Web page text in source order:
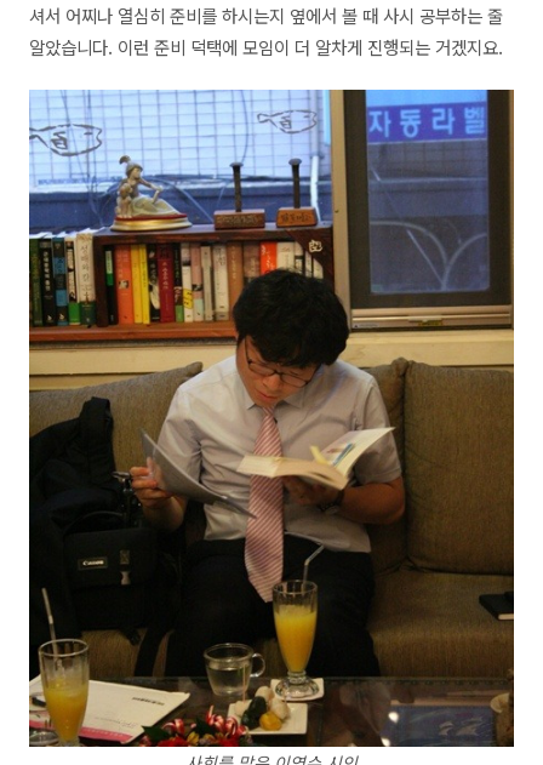
셔서 어찌나 열심히 준비를 하시는지 옆에서 볼 때 사시 공부하는 줄
알았습니다. 이런 준비 덕택에 모임이 더 알차게 진행되는 거겠지요.